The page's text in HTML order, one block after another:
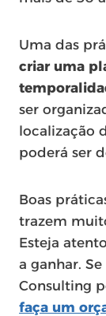
Uma das
criar uma
ser
localização
poderá ser
Boas
trazem
Esteja
a ganhar.
Consulting
faça um